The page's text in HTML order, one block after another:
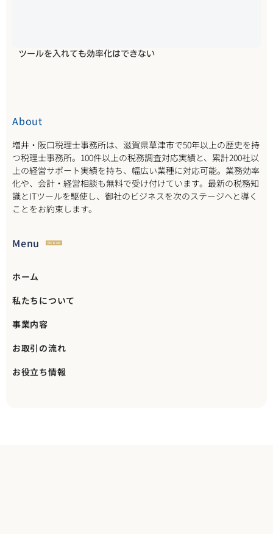
ツールを入れても効率化はできない
About
増井・阪口税理士事務所は、滋賀県草津市で50年以上の歴史を持
つ税理士事務所。100件以上の税務調査対応実績と、累計200社以
上の経営サポート実績を持ち、幅広い業種に対応可能。業務効率
化や、会計・経営相談も無料で受け付けています。最新の税務知
識とITツールを駆使し、御社のビジネスを次のステージへと導く
ことをお約束します。
Menu PICK UP
ホーム
私たちについて
事業内容
お取引の流れ
お役立ち情報